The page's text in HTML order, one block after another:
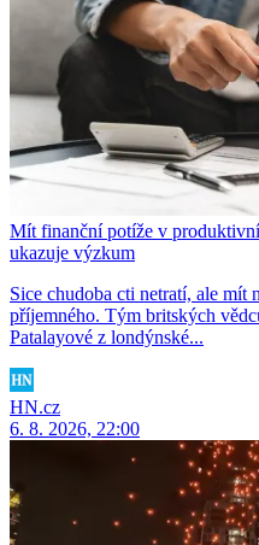
Mít finanční potíže v
ukazuje výzkum
Sice chudoba cti netratí, ale mít
příjemného. Tým britských
Patalayové z londýnské...
HN.cz
6. 8. 2026, 22:00